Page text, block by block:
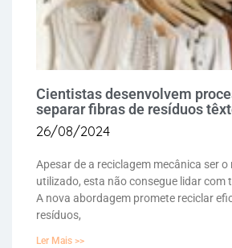
Cientistas desenvolvem
separar fibras de resíduos
26/08/2024
Apesar de a reciclagem mecânica ser
utilizado, esta não consegue lidar com
A nova abordagem promete reciclar
resíduos,
Ler Mais >>